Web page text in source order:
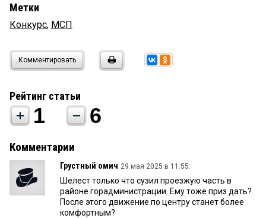
Метки
Конкурс, МСП
Комментировать
Рейтинг статьи
1 6
Комментарии
Грустный омич 29 мая 2025 в 11:55:
Шелест только что сузил проезжую часть в
районе горадминистрации. Ему тоже приз дать?
После этого движение по центру станет более
комфортным?